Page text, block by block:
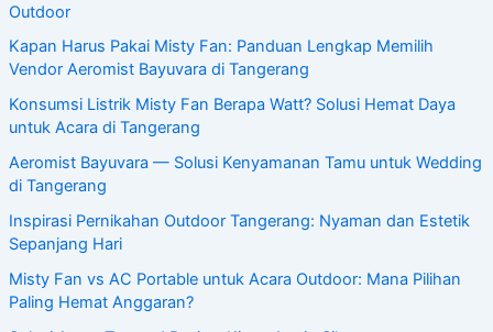
Outdoor
Kapan Harus Pakai Misty Fan: Panduan Lengkap Memilih
Vendor Aeromist Bayuvara di Tangerang
Konsumsi Listrik Misty Fan Berapa Watt? Solusi Hemat Daya
untuk Acara di Tangerang
Aeromist Bayuvara — Solusi Kenyamanan Tamu untuk Wedding
di Tangerang
Inspirasi Pernikahan Outdoor Tangerang: Nyaman dan Estetik
Sepanjang Hari
Misty Fan vs AC Portable untuk Acara Outdoor: Mana Pilihan
Paling Hemat Anggaran?